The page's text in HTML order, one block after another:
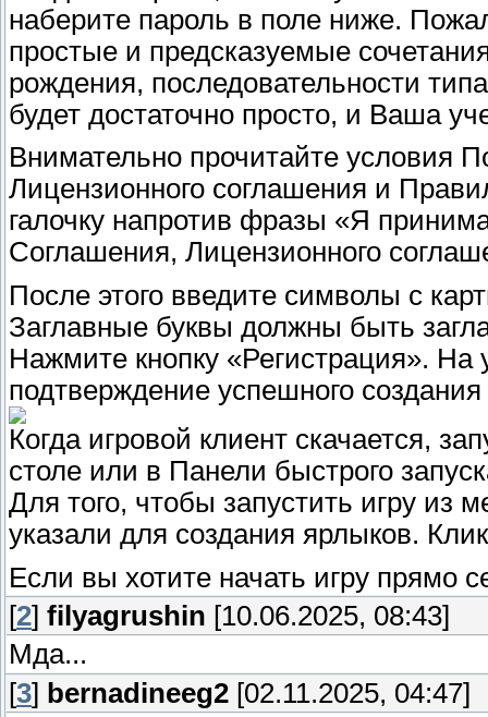
наберите пароль в поле ниже.
простые и предсказуемые
рождения, последовательности
будет достаточно просто, и Ваша
Внимательно прочитайте условия
Лицензионного соглашения и
галочку напротив фразы «Я
Соглашения, Лицензионного
После этого введите символы с
Заглавные буквы должны быть
Нажмите кнопку «Регистрация».
подтверждение успешного
Когда игровой клиент скачается,
столе или в Панели быстрого
Для того, чтобы запустить игру из
указали для создания ярлыков.
Если вы хотите начать игру прямо
[2] filyagrushin [10.06.2025, 08:43]
Мда...
[3] bernadineeg2 [02.11.2025, 04:47]